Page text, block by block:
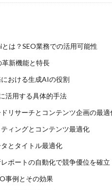
は？SEO業務での活用可能性
革新機能と特長
おける生成AIの役割
活用する具体的手法
リサーチとコンテンツ企画の最適
ィングとコンテンツ最適化
タとタイトル最適化
ポートの自動化で競争優位を確立
事例とその効果